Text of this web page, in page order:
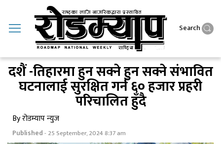
Search
दशैं -तिहारमा हुन सक्ने हुन सक्ने संभावित
घटनालाई सुरक्षित गर्न ६० हजार प्रहरी
परिचालित हुँदै
By रोडम्याप न्युज
Published- 25 September, 2024 8:37 am